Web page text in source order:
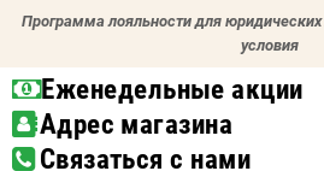
Программа лояльности для
условия
Еженедельные акции
Адрес магазина
Связаться с нами